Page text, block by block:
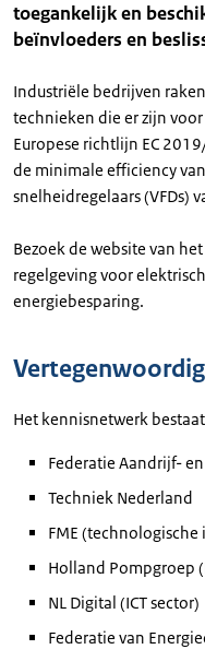
toegankelijk en
beïnvloeders en
Industriële bedrijven
technieken die er zijn
Europese richtlijn EC
de minimale efficiency
snelheidregelaars (VFDs)
Bezoek de website van het
regelgeving voor
energiebesparing.
Het kennisnetwerk
Federatie Aandrijf-
Techniek Nederland
FME (technologische
Holland Pompgroep
NL Digital (ICT sector)
Federatie van